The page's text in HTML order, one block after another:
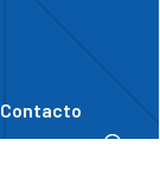
Contacto